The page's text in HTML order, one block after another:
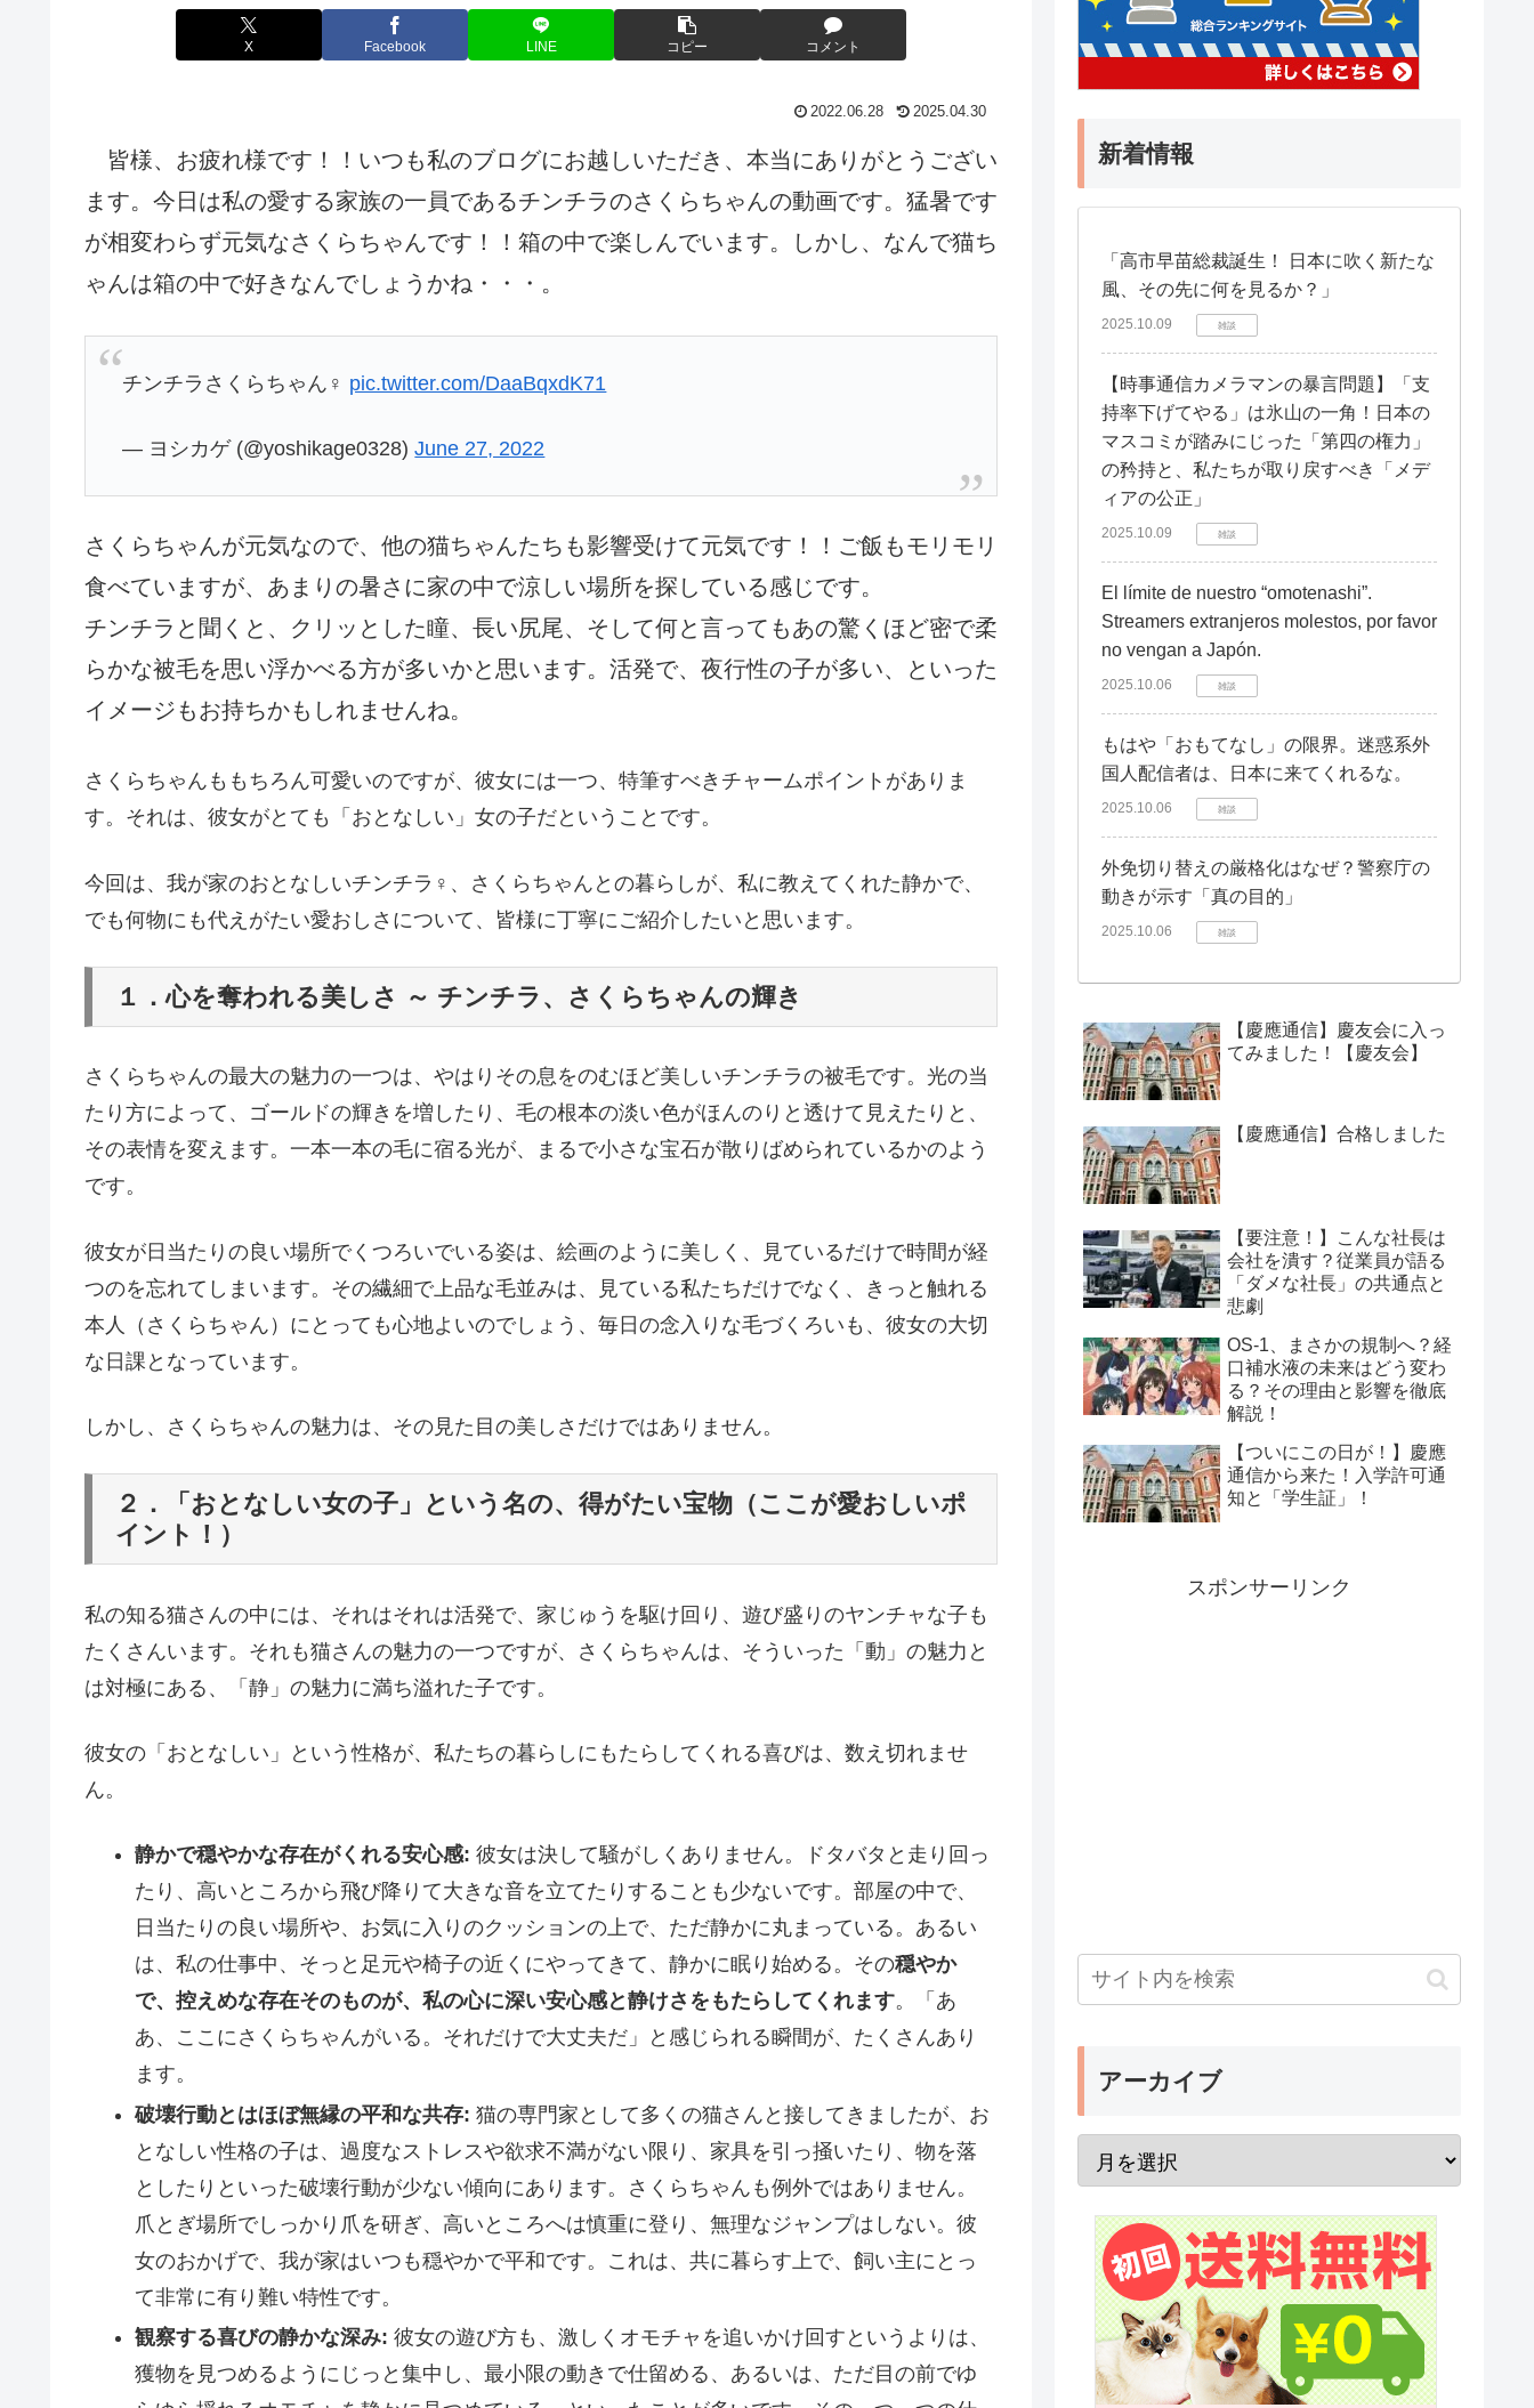
X Facebook LINE コピー コメント
2022.06.28 2025.04.30
皆様、お疲れ様です！！いつも私のブログにお越しいただき、本当にありがとうござい
ます。今日は私の愛する家族の一員であるチンチラのさくらちゃんの動画です。猛暑です
が相変わらず元気なさくらちゃんです！！箱の中で楽しんでいます。しかし、なんで猫ち
ゃんは箱の中で好きなんでしょうかね・・・。
チンチラさくらちゃん♀ pic.twitter.com/DaaBqxdK71
— ヨシカゲ (@yoshikage0328)June 27, 2022
さくらちゃんが元気なので、他の猫ちゃんたちも影響受けて元気です！！ご飯もモリモリ
食べていますが、あまりの暑さに家の中で涼しい場所を探している感じです。
チンチラと聞くと、クリッとした瞳、長い尻尾、そして何と言ってもあの驚くほど密で柔
らかな被毛を思い浮かべる方が多いかと思います。活発で、夜行性の子が多い、といった
イメージもお持ちかもしれませんね。
さくらちゃんももちろん可愛いのですが、彼女には一つ、特筆すべきチャームポイントがありま
す。それは、彼女がとても「おとなしい」女の子だということです。
今回は、我が家のおとなしいチンチラ♀、さくらちゃんとの暮らしが、私に教えてくれた静かで、
でも何物にも代えがたい愛おしさについて、皆様に丁寧にご紹介したいと思います。
１．心を奪われる美しさ ～ チンチラ、さくらちゃんの輝き
さくらちゃんの最大の魅力の一つは、やはりその息をのむほど美しいチンチラの被毛です。光の当
たり方によって、ゴールドの輝きを増したり、毛の根本の淡い色がほんのりと透けて見えたりと、
その表情を変えます。一本一本の毛に宿る光が、まるで小さな宝石が散りばめられているかのよう
です。
彼女が日当たりの良い場所でくつろいでいる姿は、絵画のように美しく、見ているだけで時間が経
つのを忘れてしまいます。その繊細で上品な毛並みは、見ている私たちだけでなく、きっと触れる
本人（さくらちゃん）にとっても心地よいのでしょう、毎日の念入りな毛づくろいも、彼女の大切
な日課となっています。
しかし、さくらちゃんの魅力は、その見た目の美しさだけではありません。
２．「おとなしい女の子」という名の、得がたい宝物（ここが愛おしいポ
イント！）
私の知る猫さんの中には、それはそれは活発で、家じゅうを駆け回り、遊び盛りのヤンチャな子も
たくさんいます。それも猫さんの魅力の一つですが、さくらちゃんは、そういった「動」の魅力と
は対極にある、「静」の魅力に満ち溢れた子です。
彼女の「おとなしい」という性格が、私たちの暮らしにもたらしてくれる喜びは、数え切れませ
ん。
静かで穏やかな存在がくれる安心感: 彼女は決して騒がしくありません。ドタバタと走り回っ
たり、高いところから飛び降りて大きな音を立てたりすることも少ないです。部屋の中で、
日当たりの良い場所や、お気に入りのクッションの上で、ただ静かに丸まっている。あるい
は、私の仕事中、そっと足元や椅子の近くにやってきて、静かに眠り始める。その穏やか
で、控えめな存在そのものが、私の心に深い安心感と静けさをもたらしてくれます。「あ
あ、ここにさくらちゃんがいる。それだけで大丈夫だ」と感じられる瞬間が、たくさんあり
ます。
破壊行動とはほぼ無縁の平和な共存: 猫の専門家として多くの猫さんと接してきましたが、お
となしい性格の子は、過度なストレスや欲求不満がない限り、家具を引っ掻いたり、物を落
としたりといった破壊行動が少ない傾向にあります。さくらちゃんも例外ではありません。
爪とぎ場所でしっかり爪を研ぎ、高いところへは慎重に登り、無理なジャンプはしない。彼
女のおかげで、我が家はいつも穏やかで平和です。これは、共に暮らす上で、飼い主にとっ
て非常に有り難い特性です。
観察する喜びの静かな深み: 彼女の遊び方も、激しくオモチャを追いかけ回すというよりは、
獲物を見つめるようにじっと集中し、最小限の動きで仕留める、あるいは、ただ目の前でゆ
新着情報
「高市早苗総裁誕生！ 日本に吹く新たな
風、その先に何を見るか？」
2025.10.09 雑談
【時事通信カメラマンの暴言問題】「支
持率下げてやる」は氷山の一角！日本の
マスコミが踏みにじった「第四の権力」
の矜持と、私たちが取り戻すべき「メデ
ィアの公正」
2025.10.09 雑談
El límite de nuestro “omotenashi”.
Streamers extranjeros molestos, por favor
no vengan a Japón.
2025.10.06 雑談
もはや「おもてなし」の限界。迷惑系外
国人配信者は、日本に来てくれるな。
2025.10.06 雑談
外免切り替えの厳格化はなぜ？警察庁の
動きが示す「真の目的」
2025.10.06 雑談
【慶應通信】慶友会に入っ
てみました！【慶友会】
【慶應通信】合格しました
【要注意！】こんな社長は
会社を潰す？従業員が語る
「ダメな社長」の共通点と
悲劇
OS-1、まさかの規制へ？経
口補水液の未来はどう変わ
る？その理由と影響を徹底
解説！
【ついにこの日が！】慶應
通信から来た！入学許可通
知と「学生証」！
スポンサーリンク
アーカイブ